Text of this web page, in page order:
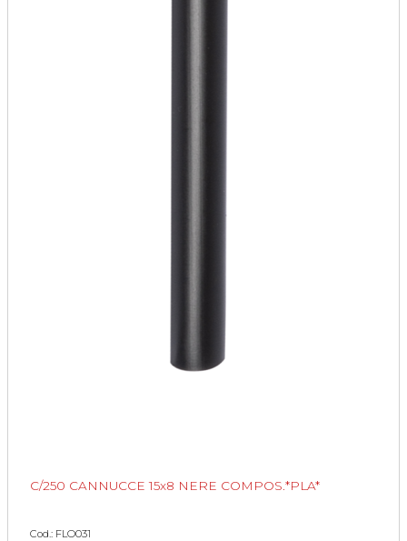
C/250 CANNUCCE 15x8 NERE COMPOS.*PLA*
Cod.: FLO031